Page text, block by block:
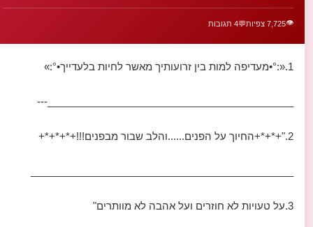
👁️7,725 צפיות 💬4 תגובות
1.«:°•מעדיפה למות בין זרועותיך מאשר לחיות בלעדייך•°:»
____________________________________________---
2."+*+*+החיוך על הפנים......והלב שבור מבפנים!!!+*+*+*+
3.על טעויות לא חוזרים ועל אהבה לא מוותרים"